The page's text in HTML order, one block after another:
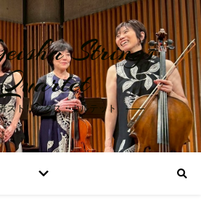
Strings
ストリングス・カルテット